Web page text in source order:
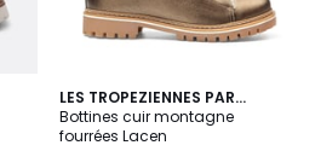
LES TROPEZIENNES PAR
M.BELARBI
Bottines cuir montagne
fourrées Lacen
4,8
/ 5